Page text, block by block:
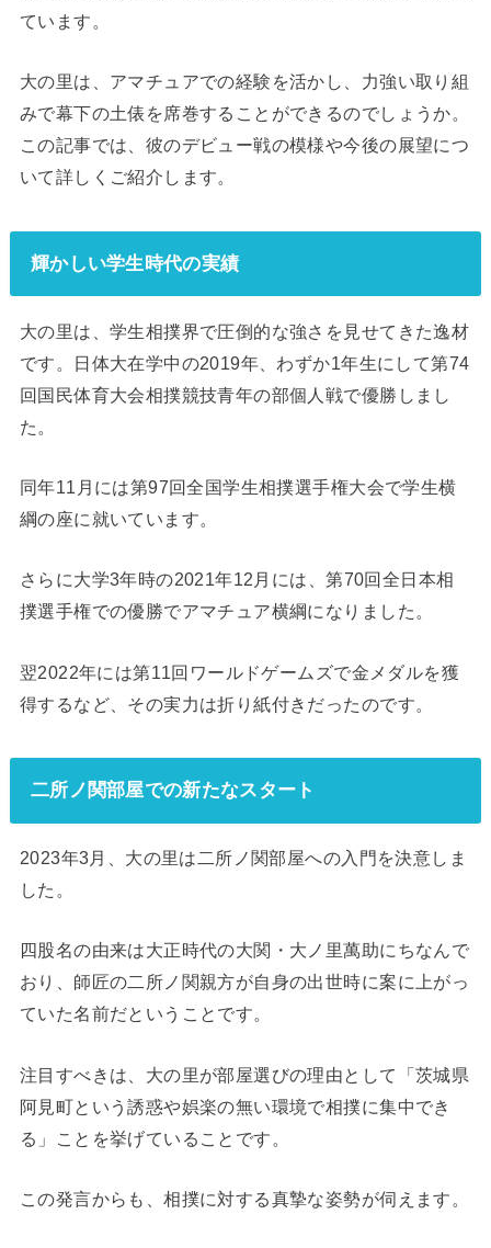
ています。
大の里は、アマチュアでの経験を活かし、力強い取り組
みで幕下の土俵を席巻することができるのでしょうか。
この記事では、彼のデビュー戦の模様や今後の展望につ
いて詳しくご紹介します。
輝かしい学生時代の実績
大の里は、学生相撲界で圧倒的な強さを見せてきた逸材
です。日体大在学中の2019年、わずか1年生にして第74
回国民体育大会相撲競技青年の部個人戦で優勝しまし
た。
同年11月には第97回全国学生相撲選手権大会で学生横
綱の座に就いています。
さらに大学3年時の2021年12月には、第70回全日本相
撲選手権での優勝でアマチュア横綱になりました。
翌2022年には第11回ワールドゲームズで金メダルを獲
得するなど、その実力は折り紙付きだったのです。
二所ノ関部屋での新たなスタート
2023年3月、大の里は二所ノ関部屋への入門を決意しま
した。
四股名の由来は大正時代の大関・大ノ里萬助にちなんで
おり、師匠の二所ノ関親方が自身の出世時に案に上がっ
ていた名前だということです。
注目すべきは、大の里が部屋選びの理由として「茨城県
阿見町という誘惑や娯楽の無い環境で相撲に集中でき
る」ことを挙げていることです。
この発言からも、相撲に対する真摯な姿勢が伺えます。